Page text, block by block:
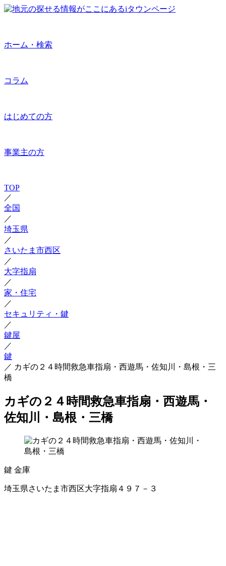
ホーム・検索
コラム
はじめての方
事業主の方
TOP
／
全国
／
埼玉県
／
さいたま市西区
／
大字指扇
／
家・住宅
／
セキュリティ・鍵
／
鍵屋
／
鍵
／ カギの２４時間救急車指扇・西遊馬・佐知川・島根・三
橋
カギの２４時間救急車指扇・西遊馬・
佐知川・島根・三橋
鍵 金庫
埼玉県さいたま市西区大字指扇４９７－３